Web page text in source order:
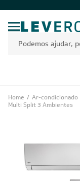
Home / Ar-condicionado
Multi Split 3 Ambientes